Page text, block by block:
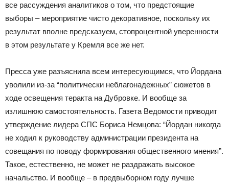
все рассуждения аналитиков о том, что предстоящие
выборы – мероприятие чисто декоративное, поскольку их
результат вполне предсказуем, стопроцентной уверенности
в этом результате у Кремля все же нет.
Пресса уже разъяснила всем интересующимся, что Йордана
уволили из-за “политически неблагонадежных” сюжетов в
ходе освещения теракта на Дубровке. И вообще за
излишнюю самостоятельность. Газета Ведомости приводит
утверждение лидера СПС Бориса Немцова: “Йордан никогда
не ходил к руководству администрации президента на
совещания по поводу формирования общественного мнения”.
Такое, естественно, не может не раздражать высокое
начальство. И вообще – в предвыборном году лучше